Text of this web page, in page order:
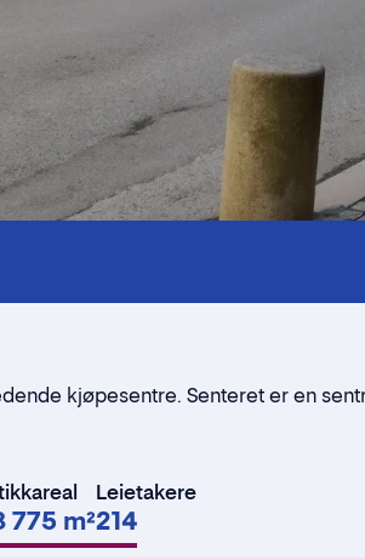
kjøpesentre. Senteret er en
775 m²
Leietakere
214